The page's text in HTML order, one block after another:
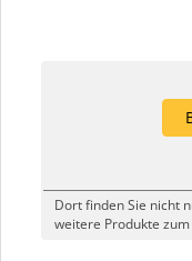
Dort finden Sie nicht
weitere Produkte